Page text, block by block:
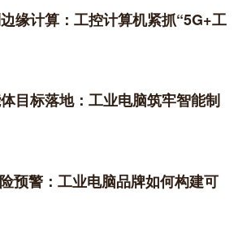
缘计算：工控计算机紧抓“5G+工
目标落地：工业电脑筑牢智能制
预警：工业电脑品牌如何构建可